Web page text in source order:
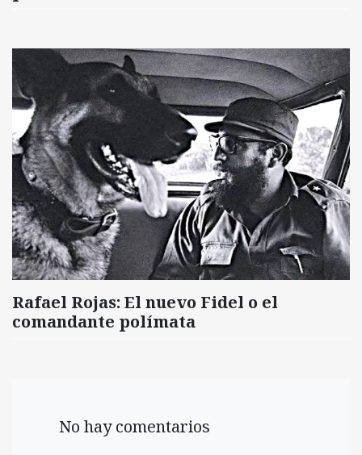
Rafael Rojas: El nuevo Fidel o el
comandante polímata
No hay comentarios